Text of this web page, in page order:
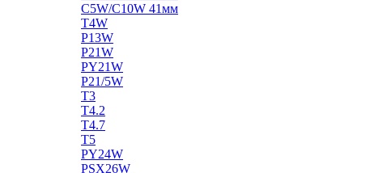
C5W/C10W 41мм
T4W
P13W
P21W
PY21W
P21/5W
T3
T4.2
T4.7
T5
PY24W
PSX26W